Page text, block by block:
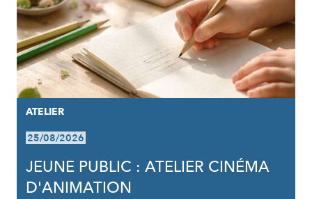
ATELIER
25/08/2026
JEUNE PUBLIC : ATELIER CINÉMA
D'ANIMATION